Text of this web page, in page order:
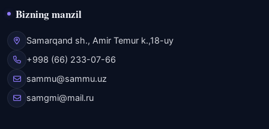
Bizning manzil
Samarqand sh., Amir Temur k.,18-uy
+998 (66) 233-07-66
sammu@sammu.uz
samgmi@mail.ru